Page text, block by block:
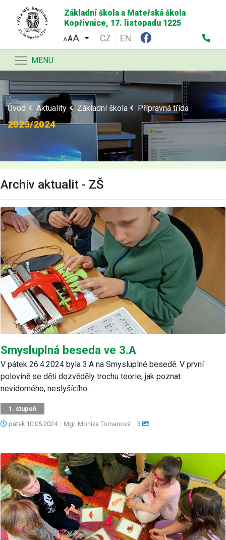
Základní škola a Mateřská škola
Kopřivnice, 17. listopadu 1225
AA CZ EN
MENU
Úvod Aktuality Základní škola Přípravná třída
2023/2024
Archiv aktualit - ZŠ
Smysluplná beseda ve 3.A
V pátek 26.4.2024 byla 3.A na Smysluplné besedě. V první
polovině se děti dozvěděly trochu teorie, jak poznat
nevidomého, neslyšícího...
1. stupeň
pátek 10.05.2024 | Mgr. Monika Tomanová | 3